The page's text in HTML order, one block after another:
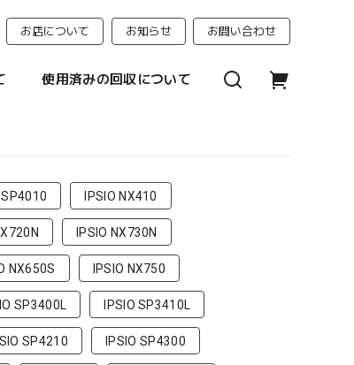
お店について お知らせ お問い合わせ
使用済みの回収について
SP4010 IPSIO NX410
IPSIO NX730N
NX650S IPSIO NX750
SP3400L IPSIO SP3410L
SP4210 IPSIO SP4300